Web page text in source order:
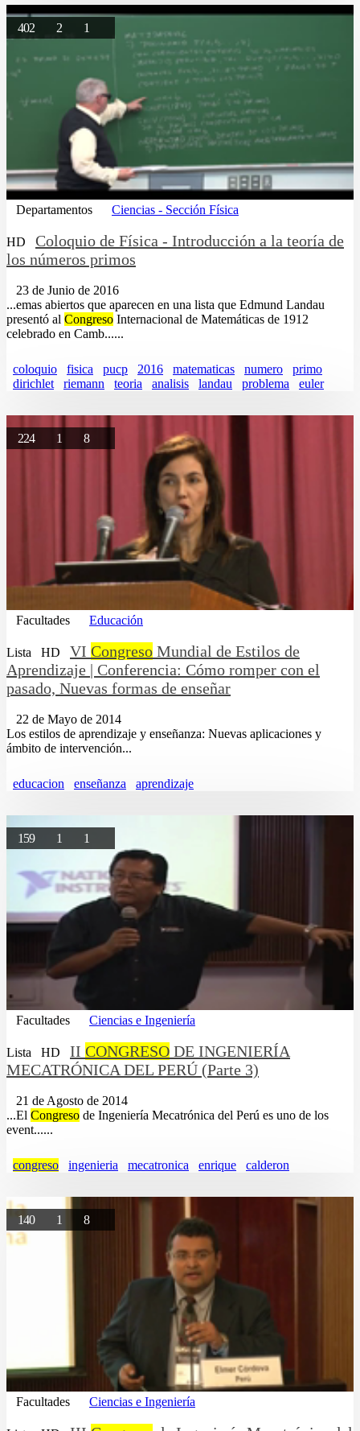
402 2 1
Departamentos Ciencias - Sección Física
HD
Coloquio de Física - Introducción a la teoría de
los números primos
23 de Junio de 2016
...emas abiertos que aparecen en una lista que Edmund Landau
presentó al Congreso Internacional de Matemáticas de 1912
celebrado en Camb......
coloquio fisica pucp 2016 matematicas numero
primo
dirichlet
riemann teoria analisis landau problema euler
224 1 8
Facultades Educación
Lista HD VI Congreso Mundial de Estilos de
Aprendizaje | Conferencia: Cómo romper con el
pasado, Nuevas formas de enseñar
22 de Mayo de 2014
Los estilos de aprendizaje y enseñanza: Nuevas aplicaciones y
ámbito de intervención...
educacion enseñanza aprendizaje
159 1 1
Facultades Ciencias e Ingeniería
Lista HD II CONGRESO DE INGENIERÍA
MECATRÓNICA DEL PERÚ (Parte 3)
21 de Agosto de 2014
...El Congreso de Ingeniería Mecatrónica del Perú es uno de los
event......
congreso ingenieria mecatronica enrique calderon
140 1 8
Facultades Ciencias e Ingeniería